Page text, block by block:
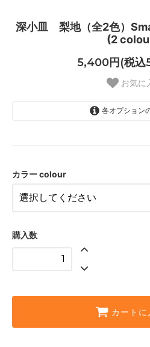
深小皿 梨地（全2色）
(2
5,400円(税込
お気に
各オプション
カラー colour
購入数
カートに